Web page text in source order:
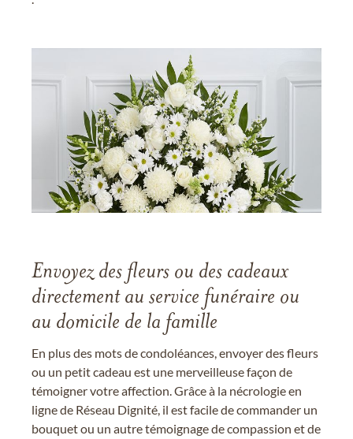
Envoyez des fleurs ou des cadeaux
directement au service funéraire ou
au domicile de la famille
En plus des mots de condoléances, envoyer des fleurs
ou un petit cadeau est une merveilleuse façon de
témoigner votre affection. Grâce à la nécrologie en
ligne de Réseau Dignité, il est facile de commander un
bouquet ou un autre témoignage de compassion et de